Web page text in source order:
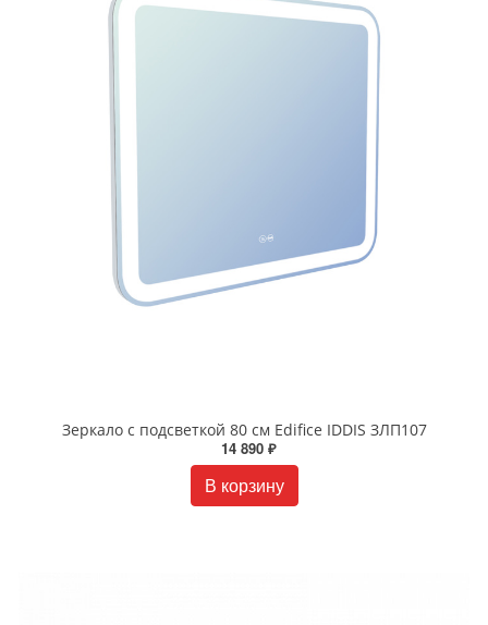
Зеркало с подсветкой 80 см Edifice IDDIS ЗЛП107
14 890 ₽
В корзину